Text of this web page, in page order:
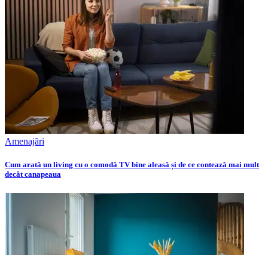
Amenajări
Cum arată un living cu o comodă TV bine aleasă și de ce contează mai mult
decât canapeaua